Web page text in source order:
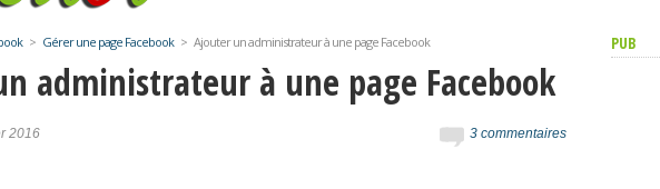
> Gérer une page Facebook> Ajouter un administrateur à une page Facebook
administrateur à une page Facebook
3 commentaires
2016
PUB